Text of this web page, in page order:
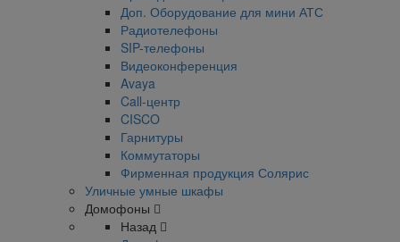
Доп. Оборудование для мини АТС
Радиотелефоны
SIP-телефоны
Видеоконференция
Avaya
Call-центр
CISCO
Гарнитуры
Коммутаторы
Фирменная продукция Солярис
Уличные умные шкафы
Домофоны
Назад